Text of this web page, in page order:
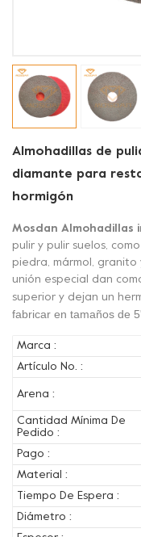
Almohadillas de
diamante para
hormigón
Mosdan Almohadillas
pulir y pulir suelos,
piedra, mármol, granito
unión especial dan
superior y dejan un
fabricar en tamaños de
Marca :
Artículo No. :
Arena :
Cantidad Mínima De
Pedido :
Pago :
Material :
Tiempo De Espera :
Diámetro :